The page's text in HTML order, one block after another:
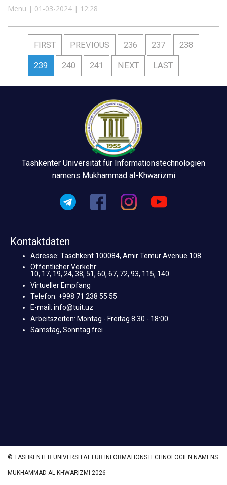
Menu | 01-03-2024 | 12:28
FIRST PREVIOUS 236 237 238
239 240 241 NEXT LAST
Tashkenter Universität für Informationstechnologien
namens Mukhammad al-Khwarizmi
Kontaktdaten
Adresse: Taschkent 100084, Amir Temur Avenue 108
Öffentlicher Verkehr:
10, 17, 19, 24, 38, 51, 60, 67, 72, 93, 115, 140
Virtueller Empfang
Telefon: +998 71 238 55 55
E-mail: info@tuit.uz
Arbeitszeiten: Montag - Freitag 8:30 - 18:00
Samstag, Sonntag frei
© TASHKENTER UNIVERSITÄT FÜR INFORMATIONSTECHNOLOGIEN NAMENS
MUKHAMMAD AL-KHWARIZMI 2026